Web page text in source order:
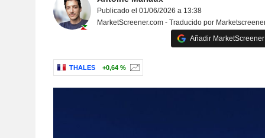
Publicado el 01/06/2026 a 13:38
MarketScreener.com - Traducido por
Añadir
THALES +0,64 %